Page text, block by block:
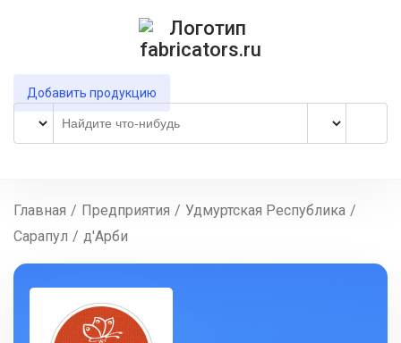
Добавить продукцию
Главная / Предприятия / Удмуртская Республика /
Сарапул / д'Арби